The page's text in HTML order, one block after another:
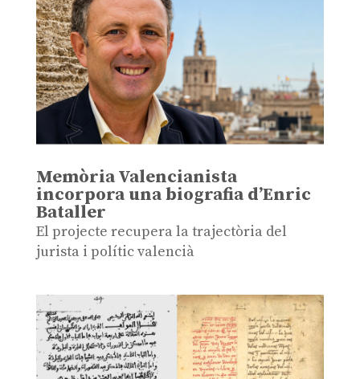
Memòria Valencianista
incorpora una biografia d’Enric
Bataller
El projecte recupera la trajectòria del
jurista i polític valencià